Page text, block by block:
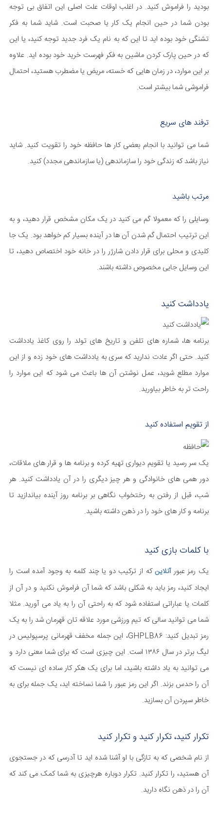
بودید را فراموش کنید. در اغلب اوقات علت اصلی این اتفاق بی توجه
بودن شما در حین انجام یک کار یا صحبت است. شاید شما به فکر
تشنگی خود بوده اید تا این که به نام یک فرد جدید توجه کنید، یا این
که در حین پارک کردن ماشین به فکر فهرست خرید خود بوده اید. علاوه
بر این موارد، در زمان هایی که خسته، مریض یا مضطرب هستید، احتمال
فراموشی شما بیشتر است.
ترفند های سریع
شما می توانید با انجام بعضی کار ها حافظه خود را تقویت کنید. شاید
نیاز باشد که زندگی خود را سازماندهی (یا سازماندهی مجدد) کنید.
مرتب باشید
وسایلی را که معمولا گم می کنید در یک مکان مشخص قرار دهید، و به
این ترتیب احتمال گم شدن آن ها در آینده بسیار کم خواهد بود. یک جا
کلیدی و محلی برای قرار دادن شارژر را در خانه خود اختصاص دهید، تا
این وسایل جایی مخصوص داشته باشند.
یادداشت کنید
برنامه ها، شماره های تلفن و تاریخ های تولد را روی کاغذ یادداشت
کنید. حتی اگر عادت ندارید که سری به یادداشت های خود زده و از این
موارد مطلع شوید، عمل نوشتن آن ها باعث می شود که این موارد را
راحت تر به خاطر بیاورید.
از تقویم استفاده کنید
یک سر رسید یا تقویم دیواری تهیه کرده و برنامه ها و قرار های ملاقات،
دور همی های خانوادگی و هر چیز دیگری را در آن یادداشت کنید. هر
شب، قبل از رفتن به رختخواب نگاهی بر برنامه روز آینده بیاندازید تا
برنامه و کار های خود را در ذهن داشته باشید.
با کلمات بازی کنید
یک رمز عبورآنلاینکه از ترکیب دو یا چند کلمه به وجود آمده است را
ایجاد کنید، رمز باید به شکلی باشد که شما آن فراموش نکنید و در آن از
کلمات یا عباراتی استفاده شود که به راحتی آن را به یاد می آورید. مثلا
شما می توانید سالی که تیم ورزشی مورد علاقه تان قهرمان شد را به یک
رمز تبدیل کنید: GHPLB86، این جمله مخفف قهرمانی پرسپولیس در
لیگ برتر در سال ۱۳۸۶ است. این چیزی است که برای شما معنی دارد و
می توانید به یاد داشته باشید، اما برای یک هکر کار ساده ای نیست که
آن را حدس بزند. اگر این رمز عبور را شما نساخته اید، یک جمله برای به
خاطر سپردن آن بسازید.
تکرار کنید، تکرار کنید و تکرار کنید
از نام شخصی که به تازگی با او آشنا شده اید تا آدرسی که در جستجوی
آن هستید، را تکرار کنید. تکرار دوباره هرچیزی به شما کمک می کند که
آن را در ذهن نگاه دارید.